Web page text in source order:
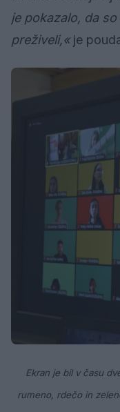
je pokazalo, da
preživeli,«je
Ekran je bil v času
rumeno, rdečo in